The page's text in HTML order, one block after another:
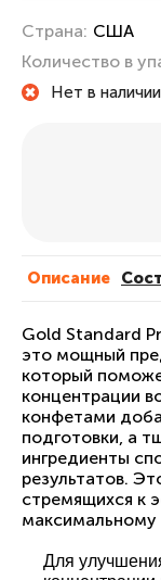
Страна: США
Количество в
Нет в наличии
Описание
Gold Standard
это мощный
который
концентрации
конфетами
подготовки, а
ингредиенты
результатов.
стремящихся к
максимальному
Для